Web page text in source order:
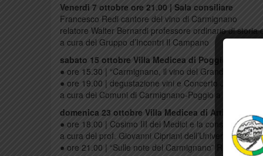
Venerdì 7 ottobre ore 21.00 | Sala consiliare
Francesco Redi cantore del vino di Carmignano
relatore Walter Bernardi professore ordinario di
a cura del Gruppo d’Incontri Il Campano
sabato 15 ottobre Villa Medicea di Poggio a Caiano
● ore 15.30 | “Carmignano, il vino del Granduca”
● ore 19.00 | degustazione vini e Concerto Jazz con
a cura dei Comuni di Carmignano-Poggio a Caiano e
domenica 23 ottobre Villa Medicea di Artimino
● ore 18.00 | Cosimo III dei Medici e la
a cura del prof. Giovanni Cipriani dell’Università di
● ore 21.00 | “Sulle note del Carmignano” Recital